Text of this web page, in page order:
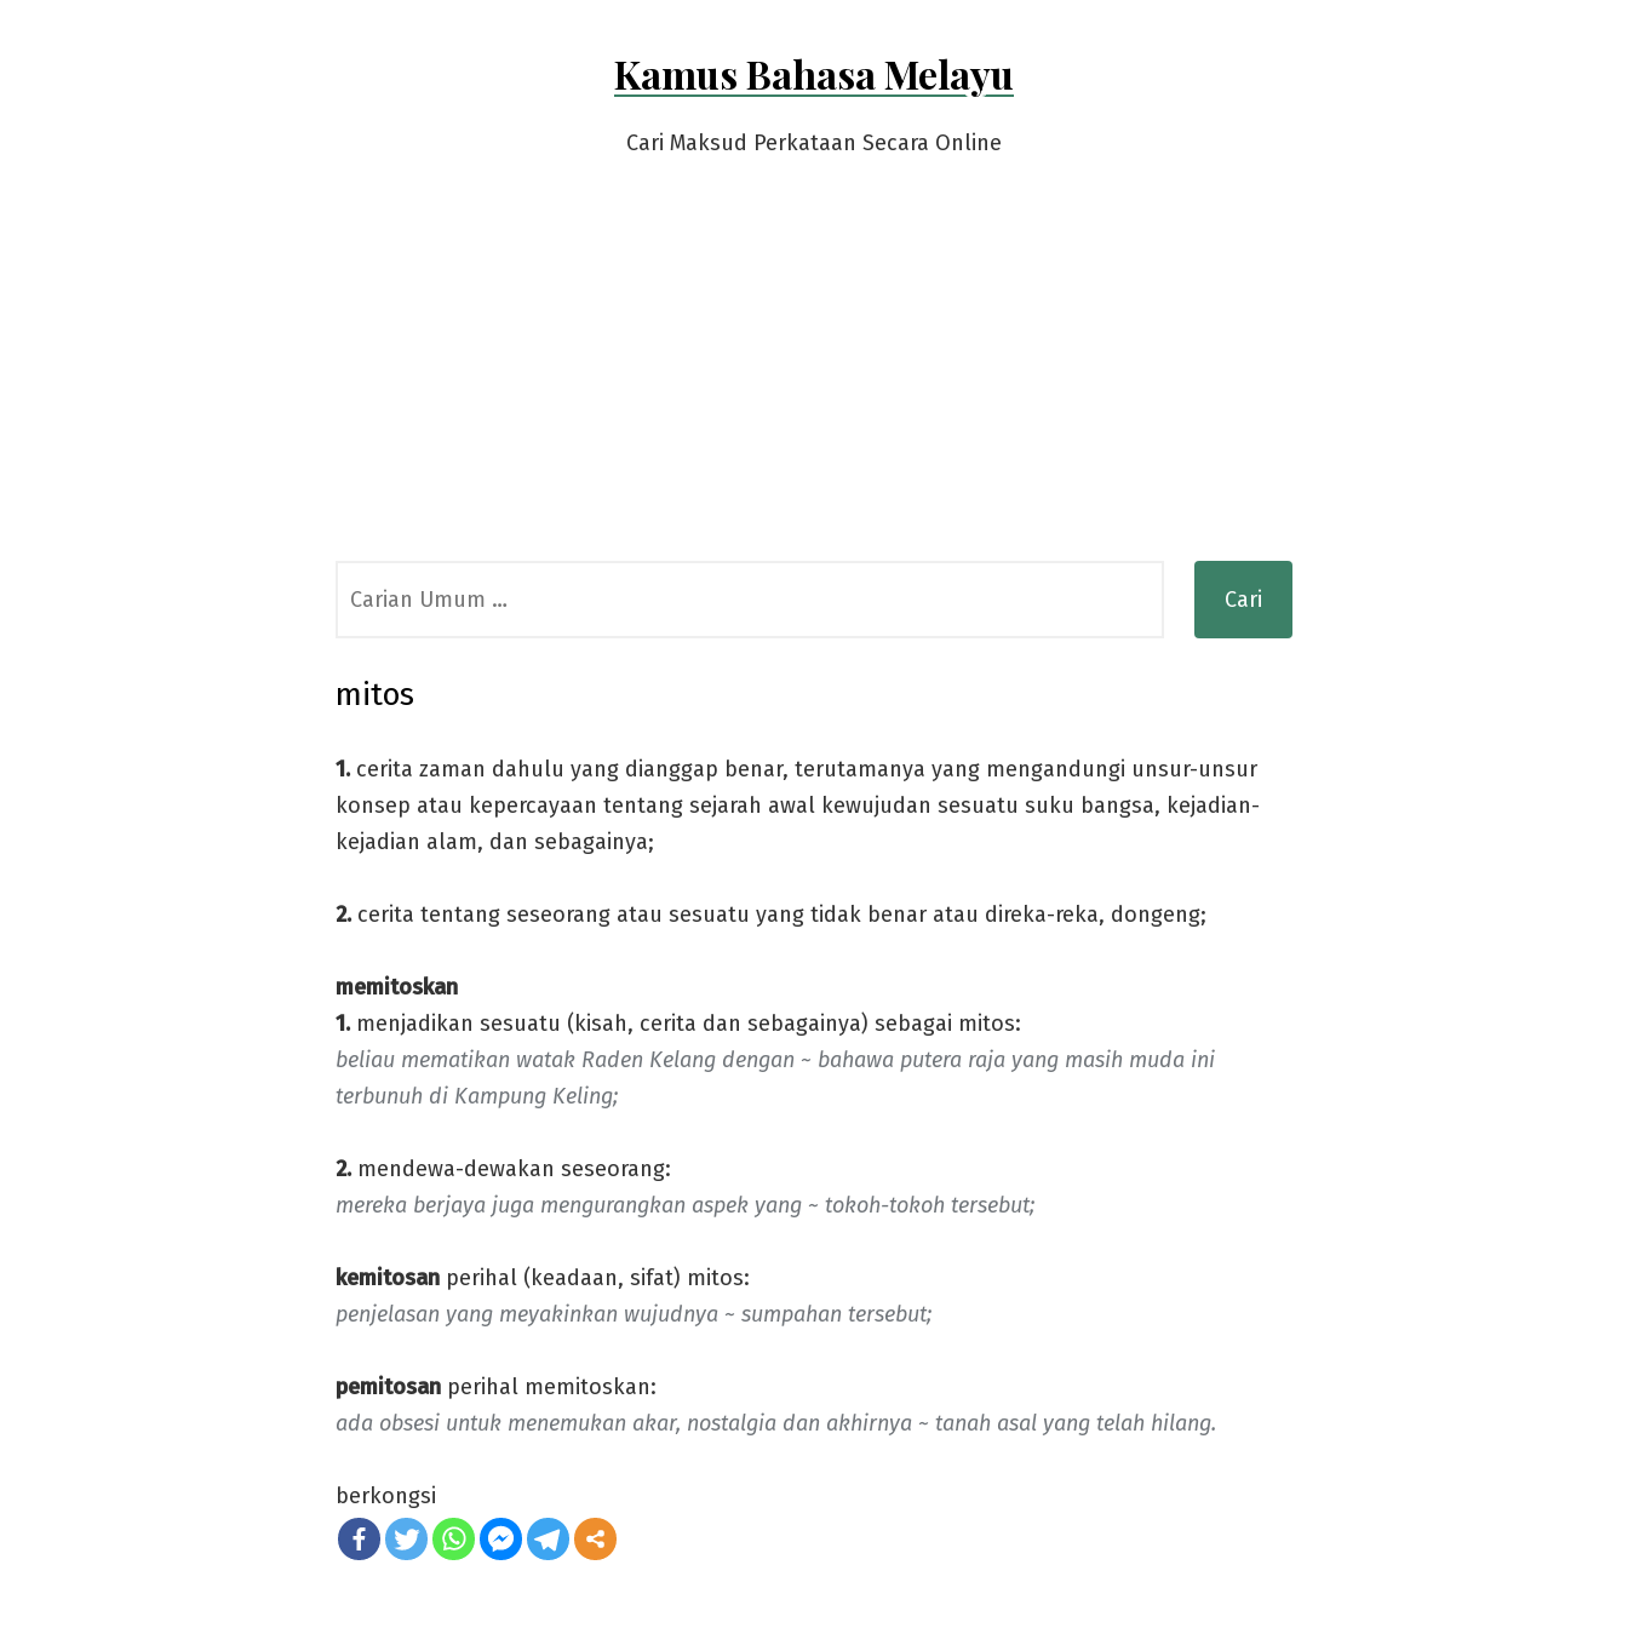
Kamus Bahasa Melayu
Cari Maksud Perkataan Secara Online
for:
mitos
1.cerita zaman dahulu yang dianggap benar, terutamanya yang mengandungi unsur-unsur
konsep atau kepercayaan tentang sejarah awal kewujudan sesuatu suku bangsa, kejadian-
kejadian alam, dan sebagainya;
2.cerita tentang seseorang atau sesuatu yang tidak benar atau direka-reka, dongeng;
memitoskan
1.menjadikan sesuatu (kisah, cerita dan sebagainya) sebagai mitos:
beliau mematikan watak Raden Kelang dengan ~ bahawa putera raja yang masih muda ini
terbunuh di Kampung Keling;
2.mendewa-dewakan seseorang:
mereka berjaya juga mengurangkan aspek yang ~ tokoh-tokoh tersebut;
kemitosan perihal (keadaan, sifat) mitos:
penjelasan yang meyakinkan wujudnya ~ sumpahan tersebut;
pemitosan perihal memitoskan:
ada obsesi untuk menemukan akar, nostalgia dan akhirnya ~ tanah asal yang telah hilang.
berkongsi